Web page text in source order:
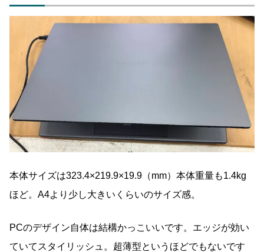
本体サイズは323.4×219.9×19.9（mm）本体重量も1.4kg
ほど。A4より少し大きいくらいのサイズ感。
PCのデザイン自体は結構かっこいいです。エッジが効い
ていてスタイリッシュ。超薄型というほどでもないです